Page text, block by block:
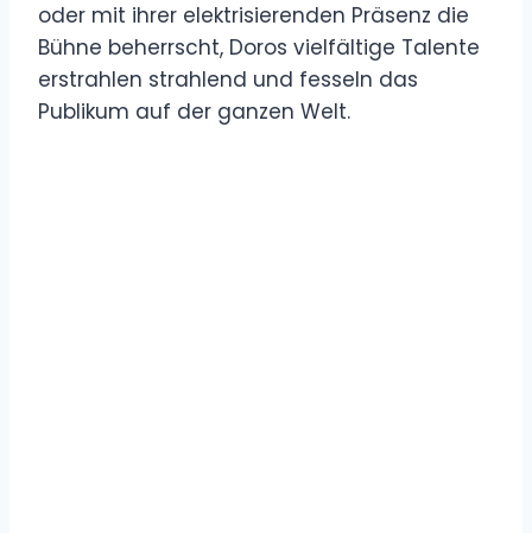
oder mit ihrer elektrisierenden Präsenz die
Bühne beherrscht, Doros vielfältige Talente
erstrahlen strahlend und fesseln das
Publikum auf der ganzen Welt.